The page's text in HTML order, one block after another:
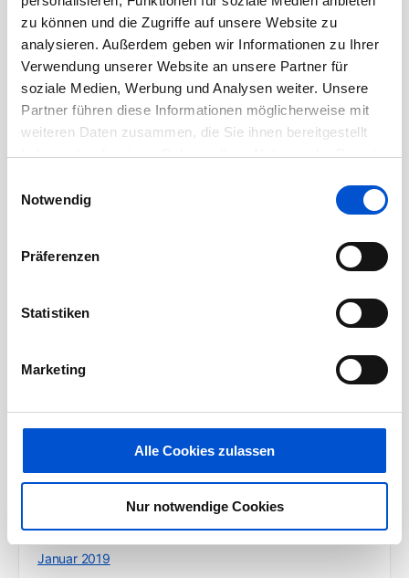
zu können und die Zugriffe auf unsere Website zu
analysieren. Außerdem geben wir Informationen zu Ihrer
Verwendung unserer Website an unsere Partner für
soziale Medien, Werbung und Analysen weiter. Unsere
Partner führen diese Informationen möglicherweise mit
weiteren Daten zusammen, die Sie ihnen bereitgestellt
haben oder die sie im Rahmen Ihrer Nutzung der Dienste
Notwendig
Präferenzen
Statistiken
Marketing
Alle Cookies zulassen
Nur notwendige Cookies
August 2020
Juli 2020
Juni 2020
Mai 2020
April 2020
März 2020
Juni 2019
April 2019
Februar 2019
Januar 2019